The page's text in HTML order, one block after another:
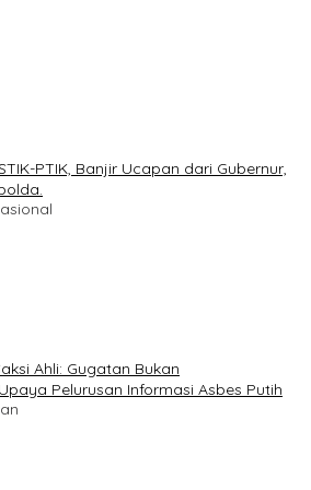
PTIK, Banjir Ucapan dari Gubernur,
Ahli: Gugatan Bukan
Pelurusan Informasi Asbes Putih